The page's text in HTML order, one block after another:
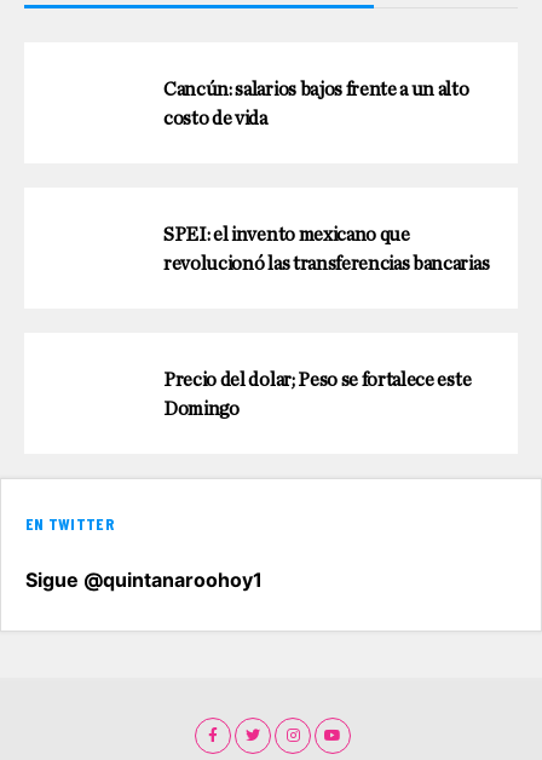
Cancún: salarios bajos frente a un alto
costo de vida
SPEI: el invento mexicano que
revolucionó las transferencias bancarias
Precio del dolar; Peso se fortalece este
Domingo
EN TWITTER
Sigue @quintanaroohoy1